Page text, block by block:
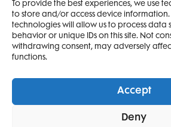
To provide the best experiences, we use
to store and/or access device information.
technologies will allow us to process data
behavior or unique IDs on this site. Not
withdrawing consent, may adversely
functions.
Accept
Deny
PRETPLATITE SE
Elle ProjectsElle Beauty Awards
Lifestyle
4
I 2